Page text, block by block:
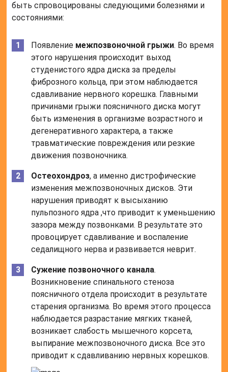
быть спровоцированы следующими болезнями и
состояниями:
Появление межпозвоночной грыжи. Во время
этого нарушения происходит выход
студенистого ядра диска за пределы
фиброзного кольца, при этом наблюдается
сдавливание нервного корешка. Главными
причинами грыжи поясничного диска могут
быть изменения в организме возрастного и
дегенеративного характера, а также
травматические повреждения или резкие
движения позвоночника.
Остеохондроз, а именно дистрофические
изменения межпозвоночных дисков. Эти
нарушения приводят к высыханию
пульпозного ядра ,что приводит к уменьшению
зазора между позвонками. В результате это
провоцирует сдавливание и воспаление
седалищного нерва и развивается неврит.
Сужение позвоночного канала.
Возникновение спинального стеноза
поясничного отдела происходит в результате
старения организма. Во время этого процесса
наблюдается разрастание мягких тканей,
возникает слабость мышечного корсета,
выпирание межпозвоночного диска. Все это
приводит к сдавливанию нервных корешков.